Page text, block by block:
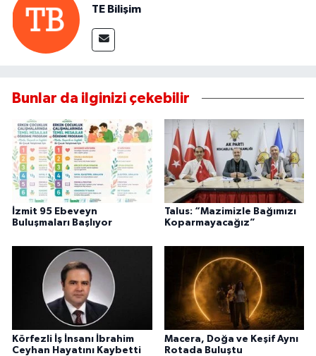
TE Bilişim
Bunlar da ilginizi çekebilir
İzmit 95 Ebeveyn
Buluşmaları Başlıyor
Talus: “Mazimizle Bağımızı
Koparmayacağız”
Körfezli İş İnsanı İbrahim
Ceyhan Hayatını Kaybetti
Macera, Doğa ve Keşif Aynı
Rotada Buluştu